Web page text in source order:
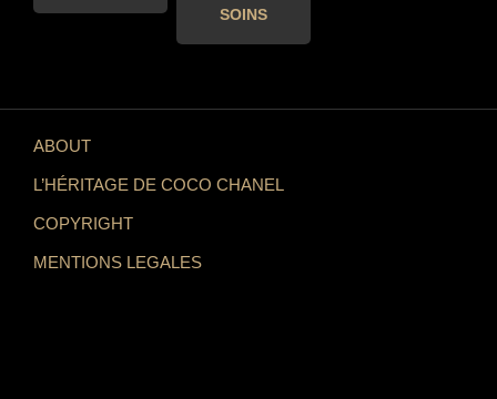
SOINS
ABOUT
L’HÉRITAGE DE COCO CHANEL
COPYRIGHT
MENTIONS LEGALES